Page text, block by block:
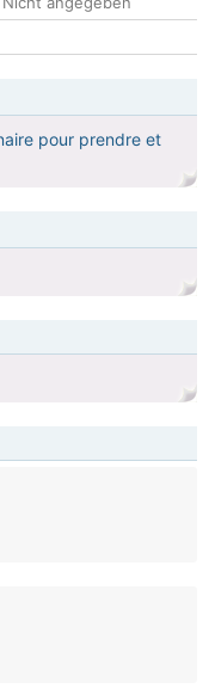
pour prendre et